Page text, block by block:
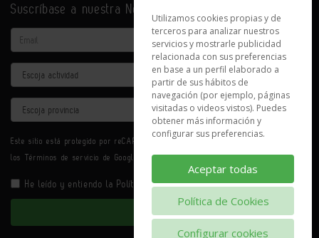
Suscríbase a nuestra Newsletter
Email
Actividad
Provincia
Este sitio está protegido por reCAPTCHA y se aplican la
los Términos de servicio de Google.
He leído y entiendo la Política de Privacidad
Enviar
Utilizamos cookies propias y de
terceros para analizar nuestros
servicios y mostrarle publicidad
relacionada con sus preferencias
en base a un perfil elaborado a
partir de sus hábitos de
navegación (por ejemplo, páginas
visitadas o videos vistos). Puedes
obtener más información y
configurar sus preferencias.
Aceptar todas
Política de Cookies
Configurar cookies